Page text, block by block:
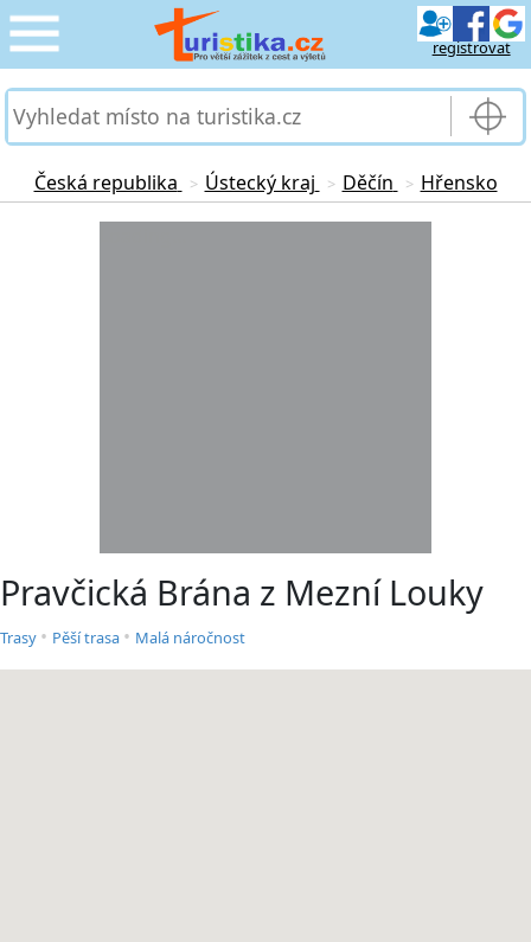
registrovat
CESTOVÁNÍ
SLUŽBY & DOPRAVA
PRO TURISTY
Česká republika > Ústecký kraj > Děčín > Hřensko
Pravčická Brána z Mezní Louky
Trasy • Pěší trasa • Malá náročnost